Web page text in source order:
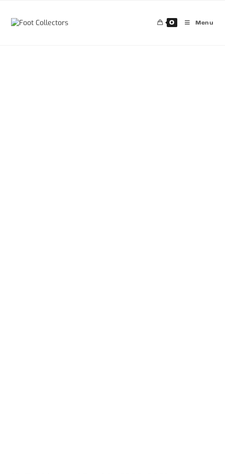
0 Menu